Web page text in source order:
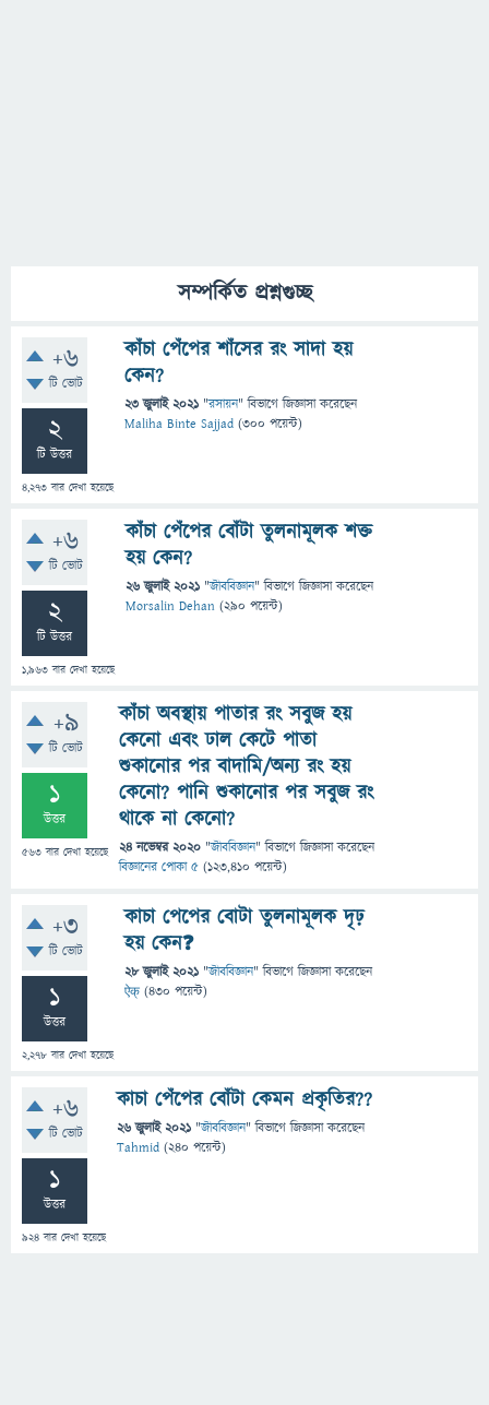
সম্পর্কিত প্রশ্নগুচ্ছ
+6
টি ভোট
2
টি উত্তর
4,273 বার দেখা হয়েছে
কাঁচা পেঁপের শাঁসের রং সাদা হয়
কেন?
23 জুলাই 2021 "রসায়ন" বিভাগে জিজ্ঞাসাকরেছেন
Maliha Binte Sajjad (300 পয়েন্ট)
+6
টি ভোট
2
টি উত্তর
1,963 বার দেখা হয়েছে
কাঁচা পেঁপের বোঁটা তুলনামূলক শক্ত
হয় কেন?
26 জুলাই 2021 "জীববিজ্ঞান" বিভাগে জিজ্ঞাসাকরেছেন
Morsalin Dehan (290 পয়েন্ট)
+9
টি ভোট
1
উত্তর
563 বার দেখা হয়েছে
কাঁচা অবস্থায় পাতার রং সবুজ হয়
কেনো এবং ঢাল কেটে পাতা
শুকানোর পর বাদামি/অন্য রং হয়
কেনো? পানি শুকানোর পর সবুজ রং
থাকে না কেনো?
24 নভেম্বর 2020 "জীববিজ্ঞান" বিভাগে জিজ্ঞাসাকরেছেন
বিজ্ঞানের পোকা ৫ (123,410 পয়েন্ট)
+3
টি ভোট
1
উত্তর
2,278 বার দেখা হয়েছে
কাচা পেপের বোটা তুলনামূলক দৃঢ়
হয় কেন❓
28 জুলাই 2021 "জীববিজ্ঞান" বিভাগে জিজ্ঞাসাকরেছেন
ऐक् (430 পয়েন্ট)
+6
টি ভোট
1
উত্তর
924 বার দেখা হয়েছে
কাচা পেঁপের বোঁটা কেমন প্রকৃতির??
26 জুলাই 2021 "জীববিজ্ঞান" বিভাগে জিজ্ঞাসাকরেছেন
Tahmid (240 পয়েন্ট)